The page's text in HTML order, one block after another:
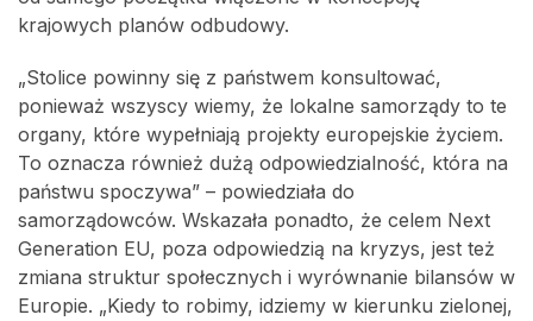
krajowych planów odbudowy.
„Stolice powinny się z państwem konsultować,
ponieważ wszyscy wiemy, że lokalne samorządy to te
organy, które wypełniają projekty europejskie życiem.
To oznacza również dużą odpowiedzialność, która na
państwu spoczywa” – powiedziała do
samorządowców. Wskazała ponadto, że celem Next
Generation EU, poza odpowiedzią na kryzys, jest też
zmiana struktur społecznych i wyrównanie bilansów w
Europie. „Kiedy to robimy, idziemy w kierunku zielonej,